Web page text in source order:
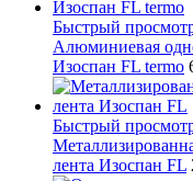
Быстрый
Алюминиевая
Изоспан FL termo
Быстрый
лента Изоспан FL